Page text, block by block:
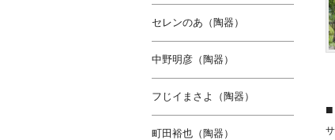
セレンのあ（陶器）
中野明彦（陶器）
フじイまさよ（陶器）
町田裕也（陶器）